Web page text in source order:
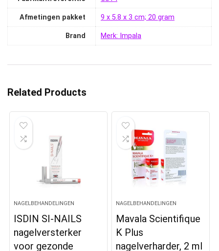
Afmetingen pakket ‎9 x 5.8 x 3 cm; 20 gram
Brand Merk: Impala
Related Products
NAGELBEHANDELINGEN
ISDIN SI-NAILS
nagelversterker
voor gezonde
NAGELBEHANDELINGEN
Mavala Scientifique
K Plus
nagelverharder, 2 ml